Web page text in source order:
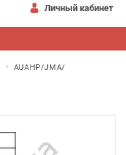
Личный кабинет
AUAHP/JMA/